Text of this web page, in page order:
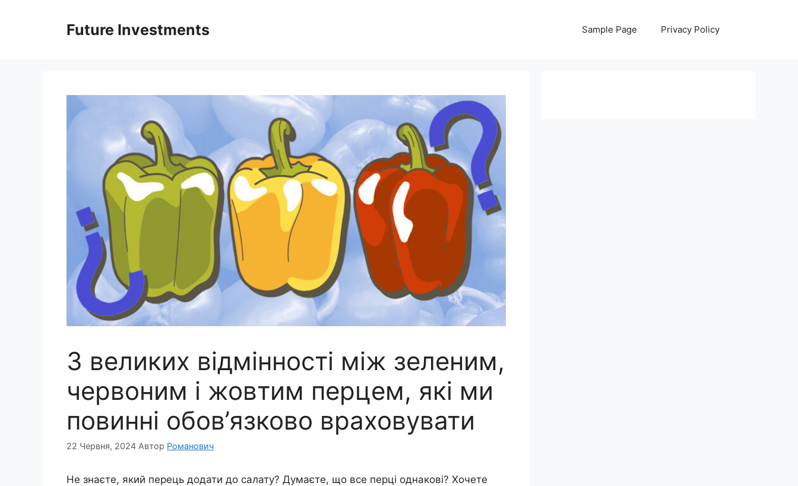
Future Investments Sample Page Privacy Policy
3 великих відмінності між зеленим,
червоним і жовтим перцем, які ми
повинні обов’язково враховувати
22 Червня, 2024 Автор Романович
Не знаєте, який перець додати до салату? Думаєте, що все перці однакові? Хочете